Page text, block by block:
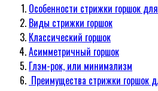
Особенности стрижки горшок
Виды стрижки горшок
Классический горшок
Асимметричный горшок
Глэм-рок, или минимализм
Преимущества стрижки